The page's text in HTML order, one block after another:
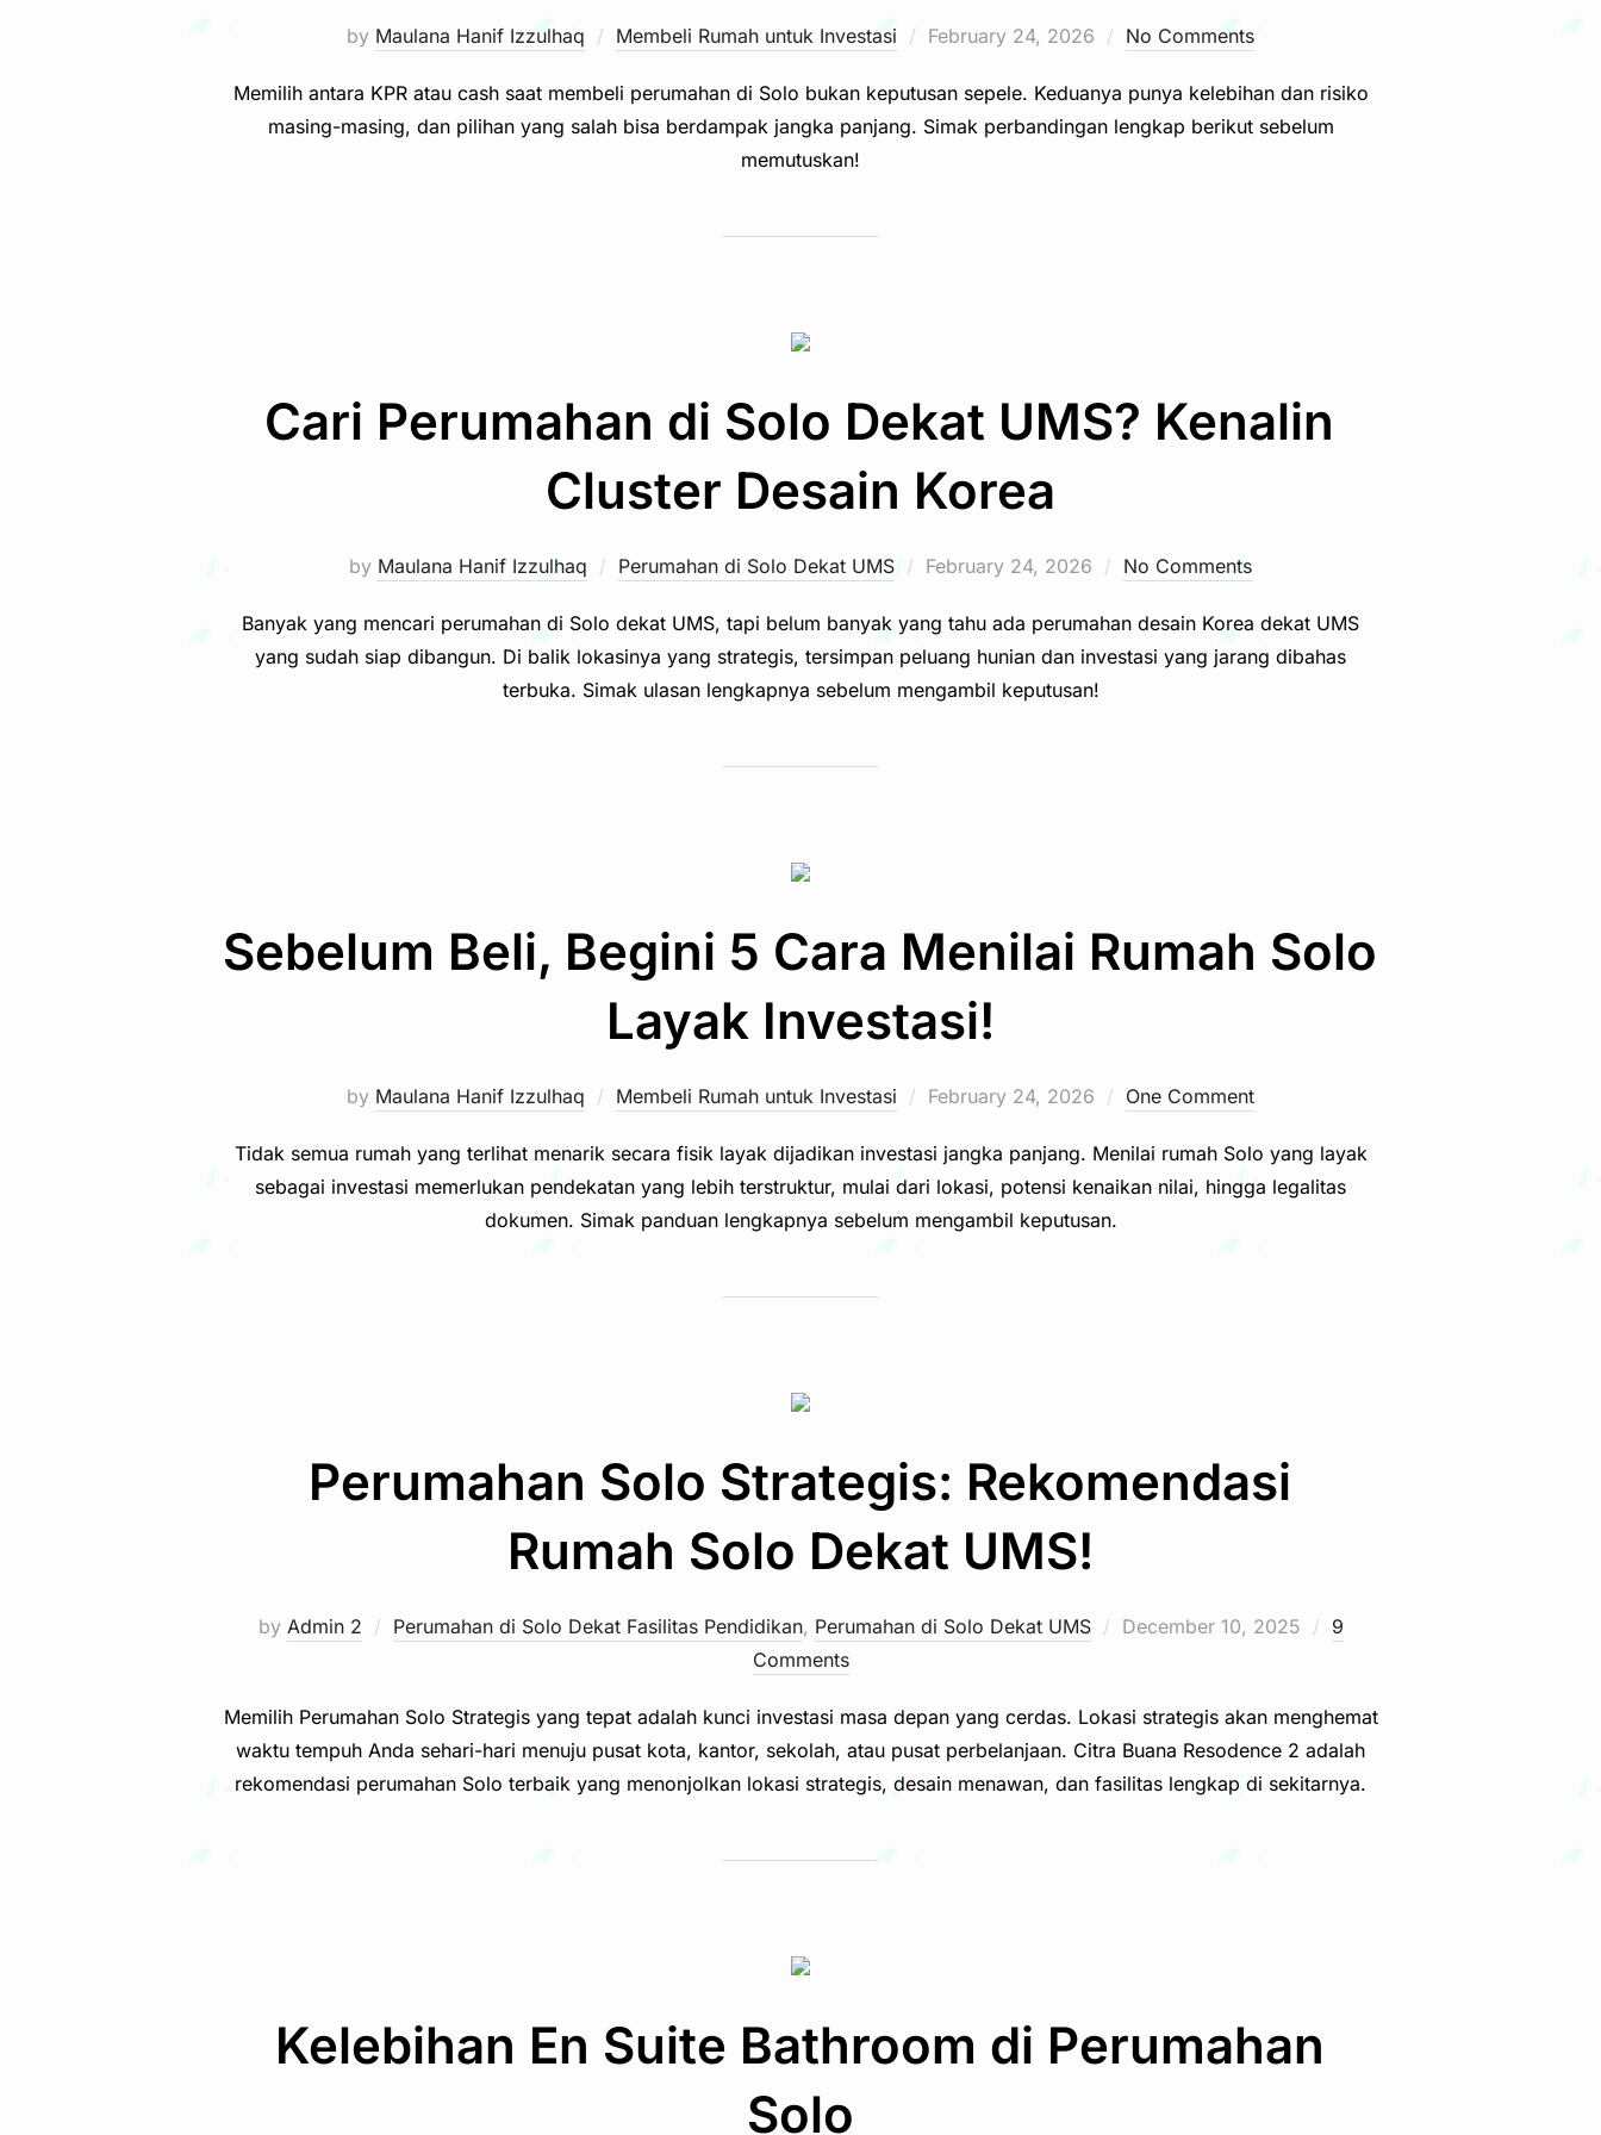
by Maulana Hanif Izzulhaq Membeli Rumah untuk Investasi
Posted
February 24, 2026 No Comments
Memilih antara KPR atau cash saat membeli perumahan di Solo bukan keputusan sepele. Keduanya punya kelebihan dan risiko
masing-masing, dan pilihan yang salah bisa berdampak jangka panjang. Simak perbandingan lengkap berikut sebelum
memutuskan!
Cari Perumahan di Solo Dekat UMS? Kenalin
Cluster Desain Korea
by Maulana Hanif Izzulhaq Perumahan di Solo Dekat UMS
Posted
February 24, 2026 No Comments
Banyak yang mencari perumahan di Solo dekat UMS, tapi belum banyak yang tahu ada perumahan desain Korea dekat UMS
yang sudah siap dibangun. Di balik lokasinya yang strategis, tersimpan peluang hunian dan investasi yang jarang dibahas
terbuka. Simak ulasan lengkapnya sebelum mengambil keputusan!
Sebelum Beli, Begini 5 Cara Menilai Rumah Solo
Layak Investasi!
by Maulana Hanif Izzulhaq Membeli Rumah untuk Investasi
Posted
February 24, 2026 One Comment
Tidak semua rumah yang terlihat menarik secara fisik layak dijadikan investasi jangka panjang. Menilai rumah Solo yang layak
sebagai investasi memerlukan pendekatan yang lebih terstruktur, mulai dari lokasi, potensi kenaikan nilai, hingga legalitas
dokumen. Simak panduan lengkapnya sebelum mengambil keputusan.
Perumahan Solo Strategis: Rekomendasi
Rumah Solo Dekat UMS!
by Admin 2 Perumahan di Solo Dekat Fasilitas Pendidikan, Perumahan di Solo Dekat UMS
Posted
December 10, 2025
9
Comments
Memilih Perumahan Solo Strategis yang tepat adalah kunci investasi masa depan yang cerdas. Lokasi strategis akan menghemat
waktu tempuh Anda sehari-hari menuju pusat kota, kantor, sekolah, atau pusat perbelanjaan. Citra Buana Resodence 2 adalah
rekomendasi perumahan Solo terbaik yang menonjolkan lokasi strategis, desain menawan, dan fasilitas lengkap di sekitarnya.
Kelebihan En Suite Bathroom di Perumahan
Solo